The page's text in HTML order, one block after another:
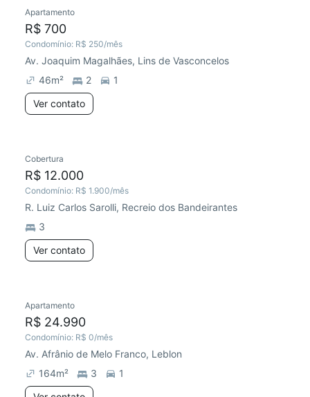
Apartamento
R$ 700
Condomínio: R$ 250/mês
Av. Joaquim Magalhães, Lins de Vasconcelos
46m² 2
1
Ver contato
Cobertura
R$ 12.000
Condomínio: R$ 1.900/mês
R. Luiz Carlos Sarolli, Recreio dos Bandeirantes
3
Ver contato
Apartamento
R$ 24.990
Condomínio: R$ 0/mês
Av. Afrânio de Melo Franco, Leblon
164m² 3
1